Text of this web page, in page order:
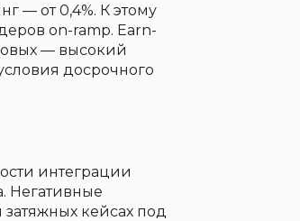
— от 0,4%. К этому
on-ramp. Earn-
— высокий
досрочного
интеграции
Негативные
кейсах под